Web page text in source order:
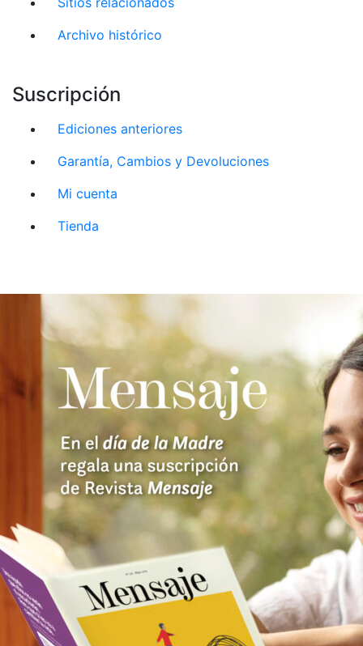
Archivo histórico
Suscripción
Ediciones anteriores
Garantía, Cambios y Devoluciones
Mi cuenta
Tienda